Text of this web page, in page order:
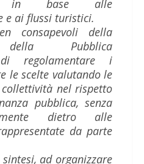
in base alle
e ai flussi turistici.
consapevoli della
della Pubblica
di regolamentare i
le scelte valutando le
nel rispetto
pubblica, senza
dietro alle
da parte
ad organizzare